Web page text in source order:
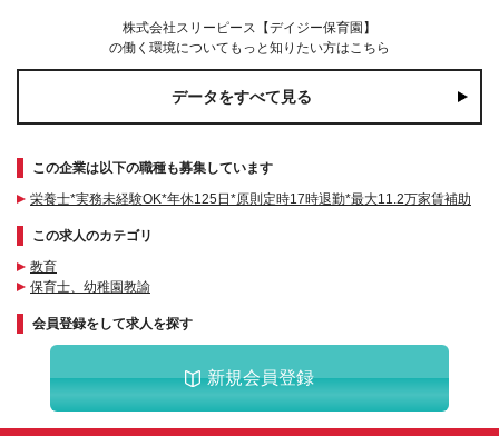
株式会社スリーピース【デイジー保育園】
の働く環境についてもっと知りたい方はこちら
データをすべて見る
この企業は以下の職種も募集しています
栄養士*実務未経験OK*年休125日*原則定時17時退勤*最大11.2万家賃補助
この求人のカテゴリ
教育
保育士、幼稚園教諭
会員登録をして求人を探す
新規会員登録